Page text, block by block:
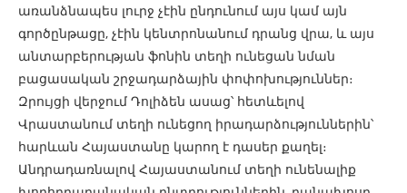
առանձնապես լուրջ չէին ընդունում այս կամ այն
գործընթացը, չէին կենտրոնանում դրանց վրա, և այս
անտարբերության ֆոնին տեղի ունեցան նման
բացասական շրջադարձային փոփոխություններ։
Զրույցի վերջում Դոլիձեն ասաց՝ հետևելով
Վրաստանում տեղի ունեցող իրադարձություններին՝
հարևան Հայաստանը կարող է դասեր քաղել։
Անդրադառնալով Հայաստանում տեղի ունենալիք